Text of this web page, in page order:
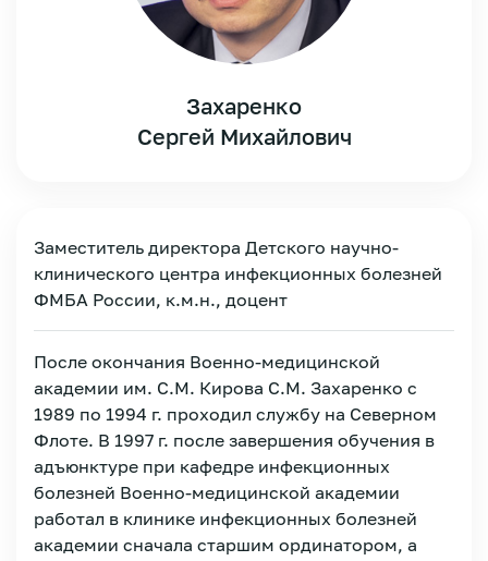
Зарегистрироваться
Захаренко
Сергей Михайлович
Заместитель директора Детского научно-
клинического центра инфекционных болезней
ФМБА России, к.м.н., доцент
После окончания Военно-медицинской
академии им. С.М. Кирова С.М. Захаренко с
1989 по 1994 г. проходил службу на Северном
Флоте. В 1997 г. после завершения обучения в
адъюнктуре при кафедре инфекционных
болезней Военно-медицинской академии
работал в клинике инфекционных болезней
академии сначала старшим ординатором, а